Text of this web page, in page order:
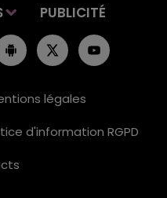
PUBLICITÉ
légales
d'information RGPD